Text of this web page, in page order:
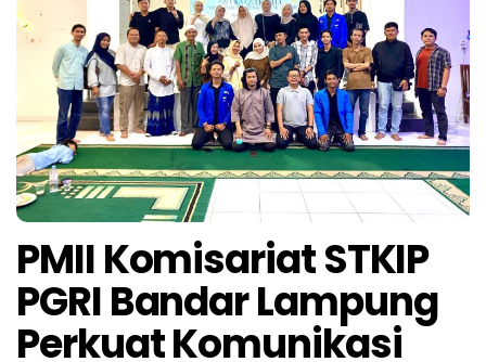
PMII Komisariat STKIP
PGRI Bandar Lampung
Perkuat Komunikasi